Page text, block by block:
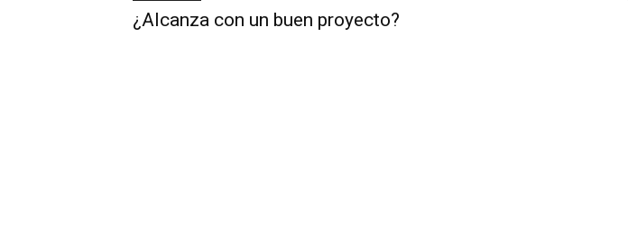
¿Alcanza con un buen proyecto?